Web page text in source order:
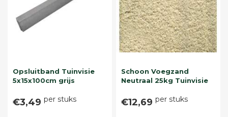
Opsluitband Tuinvisie
5x15x100cm grijs
€3,49 per stuks
Schoon Voegzand
Neutraal 25kg Tuinvisie
€12,69 per stuks